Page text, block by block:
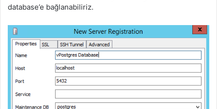
database’e bağlanabiliriz.